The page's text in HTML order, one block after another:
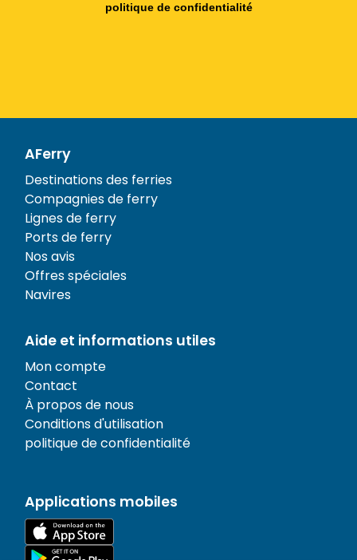
politique de confidentialité
AFerry
Destinations des ferries
Compagnies de ferry
Lignes de ferry
Ports de ferry
Nos avis
Offres spéciales
Navires
Aide et informations utiles
Mon compte
Contact
À propos de nous
Conditions d'utilisation
politique de confidentialité
Applications mobiles